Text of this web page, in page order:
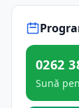
0262
Sună